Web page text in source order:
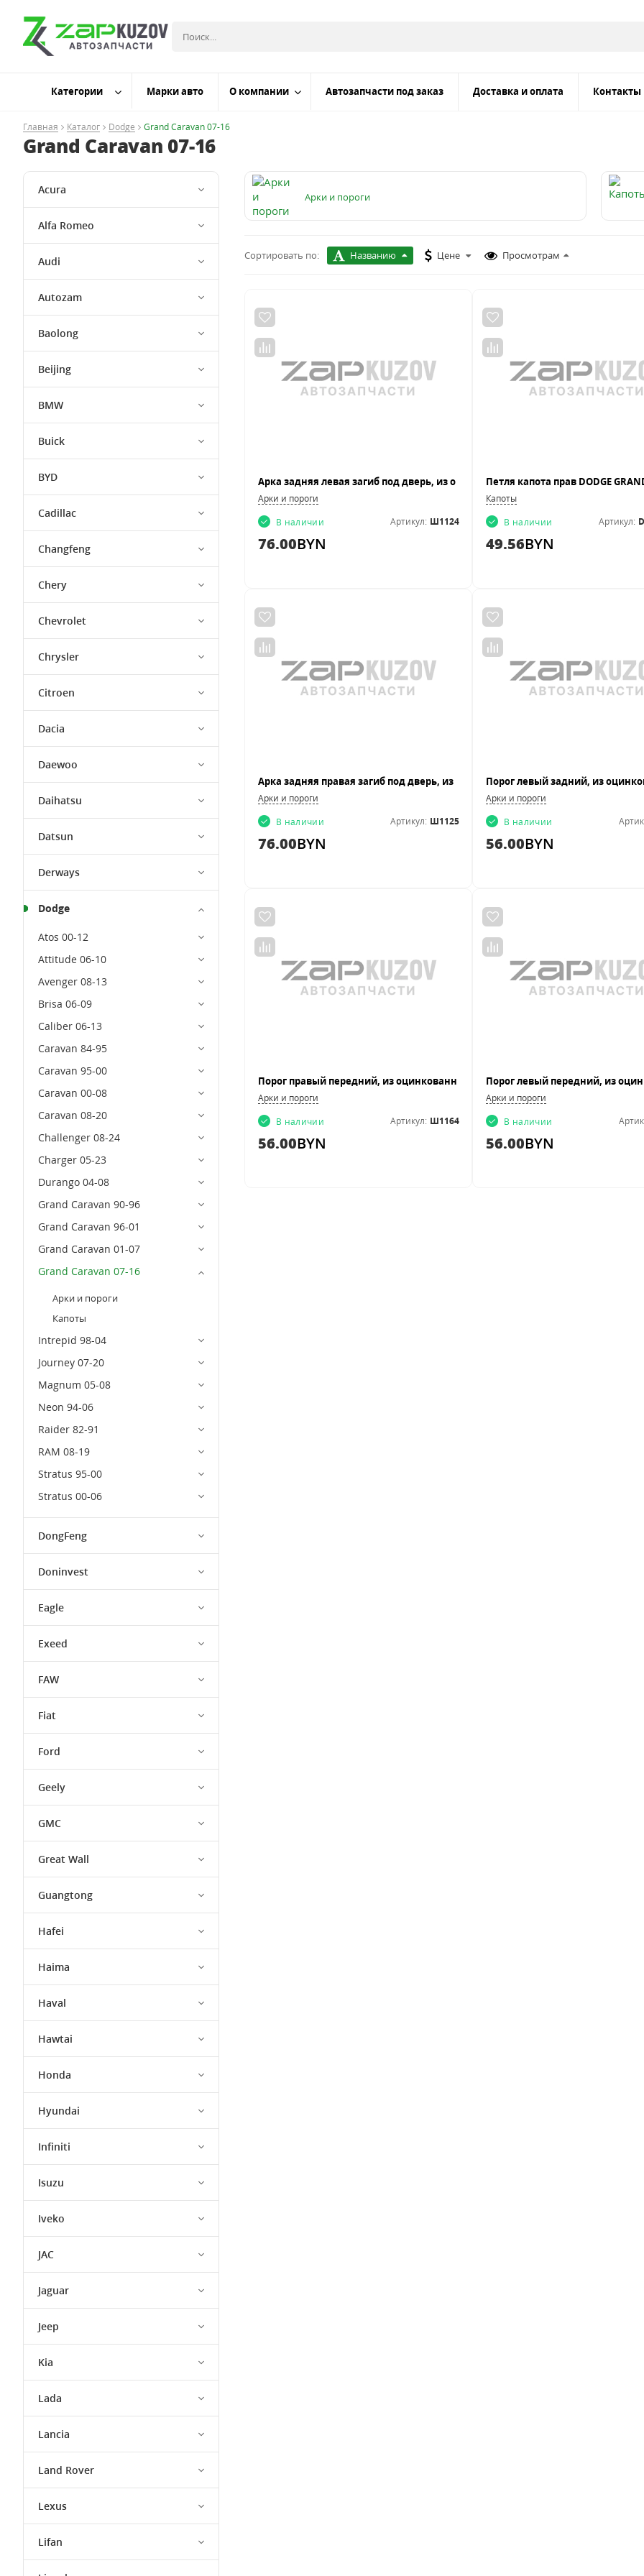
Категории Марки авто О компании Автозапчасти под заказ Доставка и оплата Контакты
Главная Каталог Dodge Grand Caravan 07-16
Grand Caravan 07-16
Acura
Alfa Romeo
Audi
Autozam
Baolong
Beijing
BMW
Buick
BYD
Cadillac
Changfeng
Chery
Chevrolet
Chrysler
Citroen
Dacia
Daewoo
Daihatsu
Datsun
Derways
Dodge
Atos 00-12
Attitude 06-10
Avenger 08-13
Brisa 06-09
Caliber 06-13
Caravan 84-95
Caravan 95-00
Caravan 00-08
Caravan 08-20
Challenger 08-24
Charger 05-23
Durango 04-08
Grand Caravan 90-96
Grand Caravan 96-01
Grand Caravan 01-07
Grand Caravan 07-16
Арки и пороги
Капоты
Intrepid 98-04
Journey 07-20
Magnum 05-08
Neon 94-06
Raider 82-91
RAM 08-19
Stratus 95-00
Stratus 00-06
DongFeng
Doninvest
Eagle
Exeed
FAW
Fiat
Ford
Geely
GMC
Great Wall
Guangtong
Hafei
Haima
Haval
Hawtai
Honda
Hyundai
Infiniti
Isuzu
Iveko
JAC
Jaguar
Jeep
Kia
Lada
Lancia
Land Rover
Lexus
Lifan
Арки и пороги
Сортировать по: Названию Цене Просмотрам
Арки и пороги
В наличии
Артикул: Ш1124
76.00BYN
Капоты
В наличии
Артикул:
49.56BYN
Арки и пороги
В наличии
Артикул: Ш1125
76.00BYN
Арки и пороги
В наличии
56.00BYN
Арки и пороги
В наличии
Артикул: Ш1164
56.00BYN
Арки и пороги
В наличии
56.00BYN